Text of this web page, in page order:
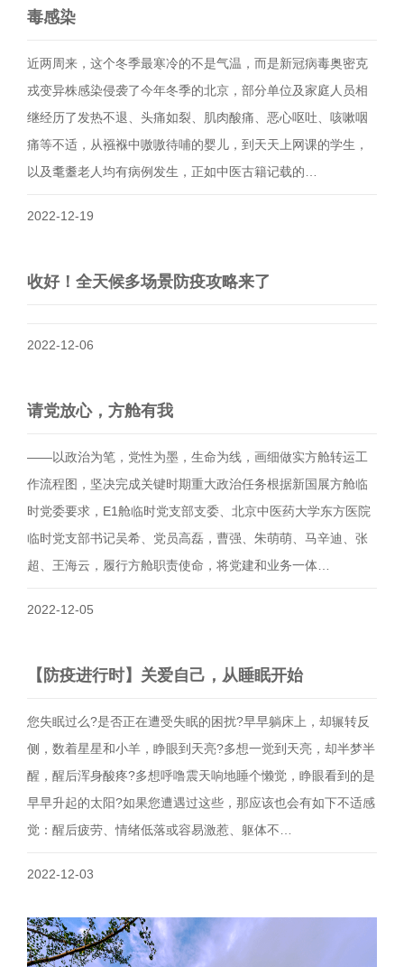
毒感染
近两周来，这个冬季最寒冷的不是气温，而是新冠病毒奥密克
戎变异株感染侵袭了今年冬季的北京，部分单位及家庭人员相
继经历了发热不退、头痛如裂、肌肉酸痛、恶心呕吐、咳嗽咽
痛等不适，从襁褓中嗷嗷待哺的婴儿，到天天上网课的学生，
以及耄耋老人均有病例发生，正如中医古籍记载的…
2022-12-19
收好！全天候多场景防疫攻略来了
2022-12-06
请党放心，方舱有我
——以政治为笔，党性为墨，生命为线，画细做实方舱转运工
作流程图，坚决完成关键时期重大政治任务根据新国展方舱临
时党委要求，E1舱临时党支部支委、北京中医药大学东方医院
临时党支部书记吴希、党员高磊，曹强、朱萌萌、马辛迪、张
超、王海云，履行方舱职责使命，将党建和业务一体…
2022-12-05
【防疫进行时】关爱自己，从睡眠开始
您失眠过么?是否正在遭受失眠的困扰?早早躺床上，却辗转反
侧，数着星星和小羊，睁眼到天亮?多想一觉到天亮，却半梦半
醒，醒后浑身酸疼?多想呼噜震天响地睡个懒觉，睁眼看到的是
早早升起的太阳?如果您遭遇过这些，那应该也会有如下不适感
觉：醒后疲劳、情绪低落或容易激惹、躯体不…
2022-12-03